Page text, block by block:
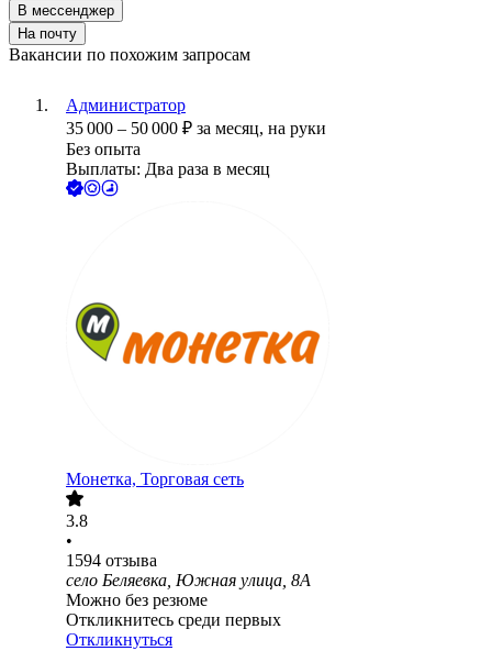
В мессенджер
На почту
Вакансии по похожим запросам
Администратор
35 000 – 50 000 ₽ за месяц, на руки
Без опыта
Выплаты: Два раза в месяц
Монетка, Торговая сеть
3.8
•
1594 отзыва
село Беляевка, Южная улица, 8А
Можно без резюме
Откликнитесь среди первых
Откликнуться